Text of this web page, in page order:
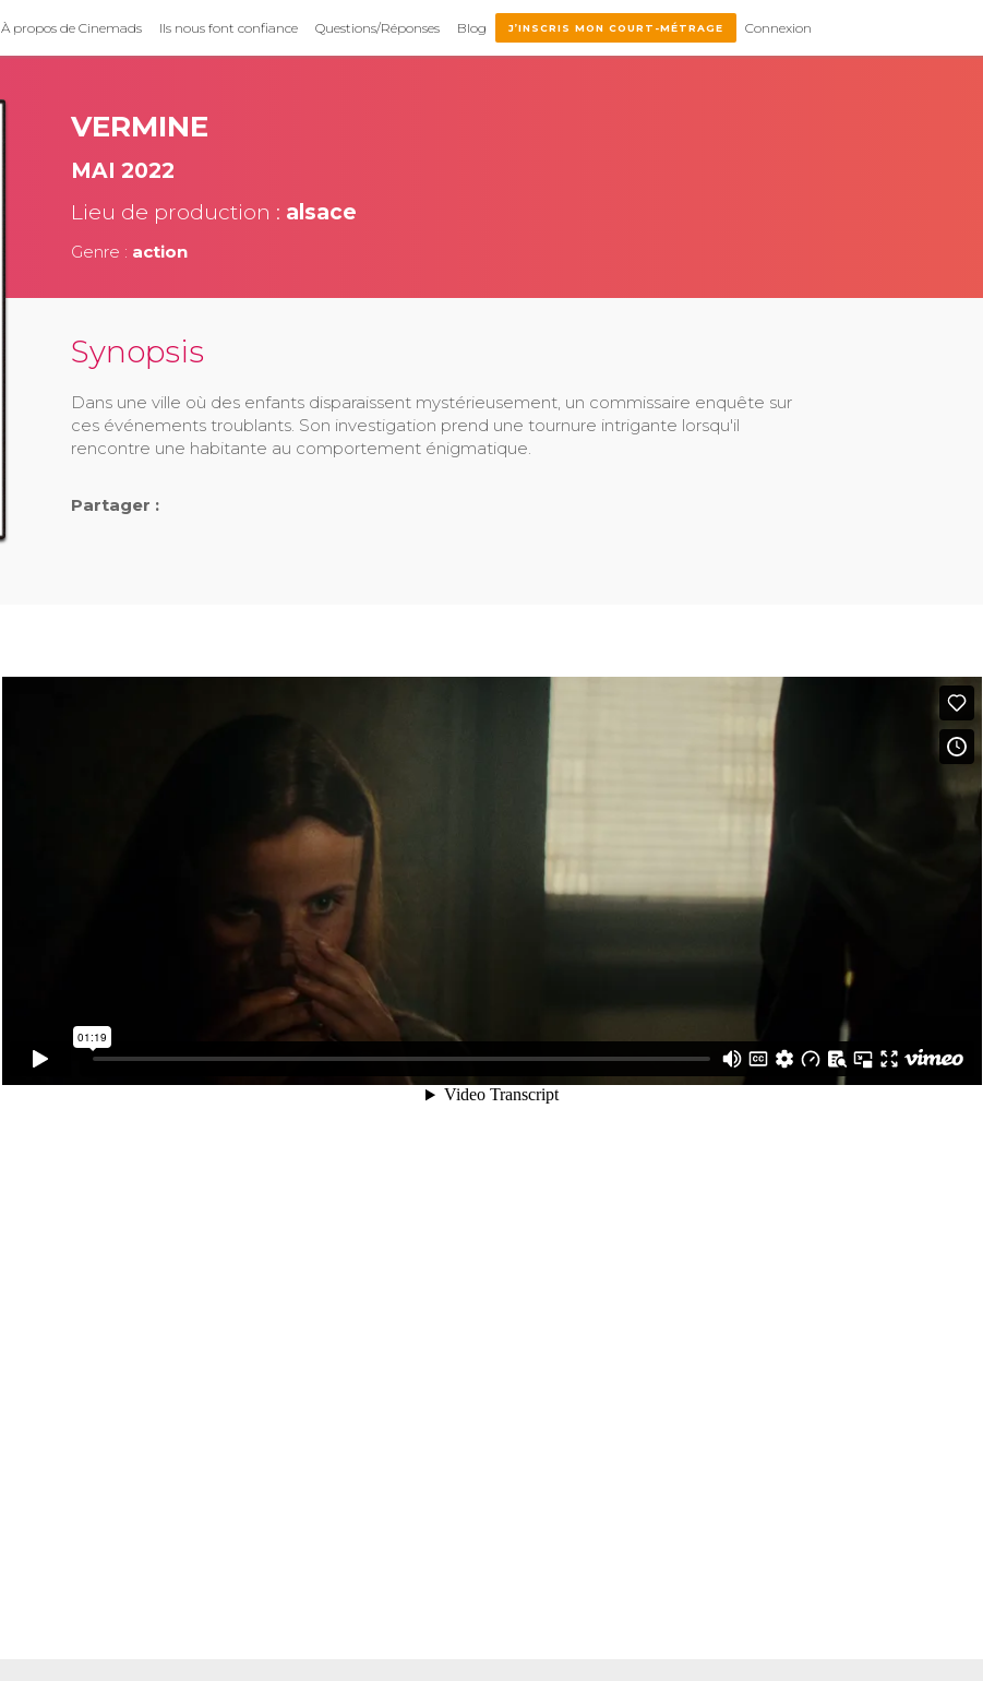
À propos de Cinemads Ils nous font confiance Questions/Réponses Blog J’INSCRIS MON COURT-MÉTRAGE Connexion
VERMINE
MAI 2022
Lieu de production : alsace
Genre : action
Synopsis
Dans une ville où des enfants disparaissent mystérieusement, un commissaire enquête sur
ces événements troublants. Son investigation prend une tournure intrigante lorsqu'il
rencontre une habitante au comportement énigmatique.
Partager :